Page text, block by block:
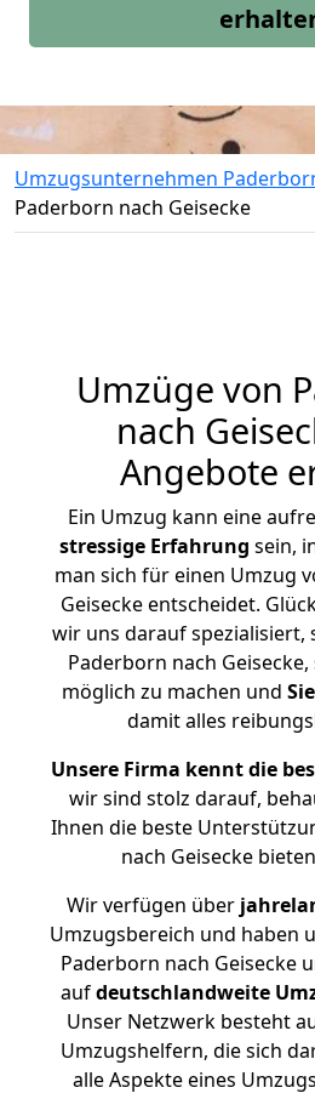
Umzugsunternehmen
Paderborn nach Geisecke
Umzüge von
nach
Angebote
Ein Umzug kann eine
stressige Erfahrung sein,
man sich für einen Umzug
Geisecke entscheidet.
wir uns darauf spezialisiert,
Paderborn nach
möglich zu machen und
damit alles
Unsere Firma kennt die
wir sind stolz darauf,
Ihnen die beste
nach Geisecke
Wir verfügen über
Umzugsbereich und haben
Paderborn nach Geisecke
aufdeutschlandweite
Unser Netzwerk besteht
Umzugshelfern, die sich
alle Aspekte eines